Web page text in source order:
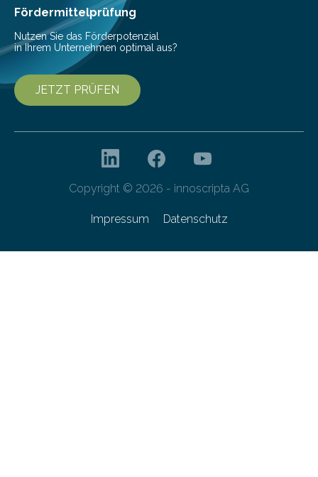
Prof. Dr.-Ing. Jörg Missbach….
Fördermittelprüfung
Nutzen Sie das Förderpotenzial
in Ihrem Unternehmen optimal aus?
JETZT PRÜFEN
Copyright © 2026 - innoscripta AG
Impressum Datenschutz